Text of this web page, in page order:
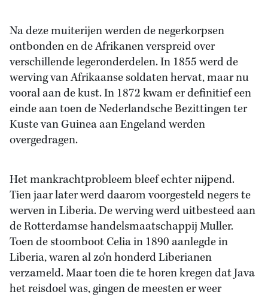
Na deze muiterijen werden de negerkorpsen
ontbonden en de Afrikanen verspreid over
verschillende legeronderdelen. In 1855 werd de
werving van Afrikaanse soldaten hervat, maar nu
vooral aan de kust. In 1872 kwam er definitief een
einde aan toen de Nederlandsche Bezittingen ter
Kuste van Guinea aan Engeland werden
overgedragen.
Het mankrachtprobleem bleef echter nijpend.
Tien jaar later werd daarom voorgesteld negers te
werven in Liberia. De werving werd uitbesteed aan
de Rotterdamse handelsmaatschappij Muller.
Toen de stoomboot Celia in 1890 aanlegde in
Liberia, waren al zo’n honderd Liberianen
verzameld. Maar toen die te horen kregen dat Java
het reisdoel was, gingen de meesten er weer